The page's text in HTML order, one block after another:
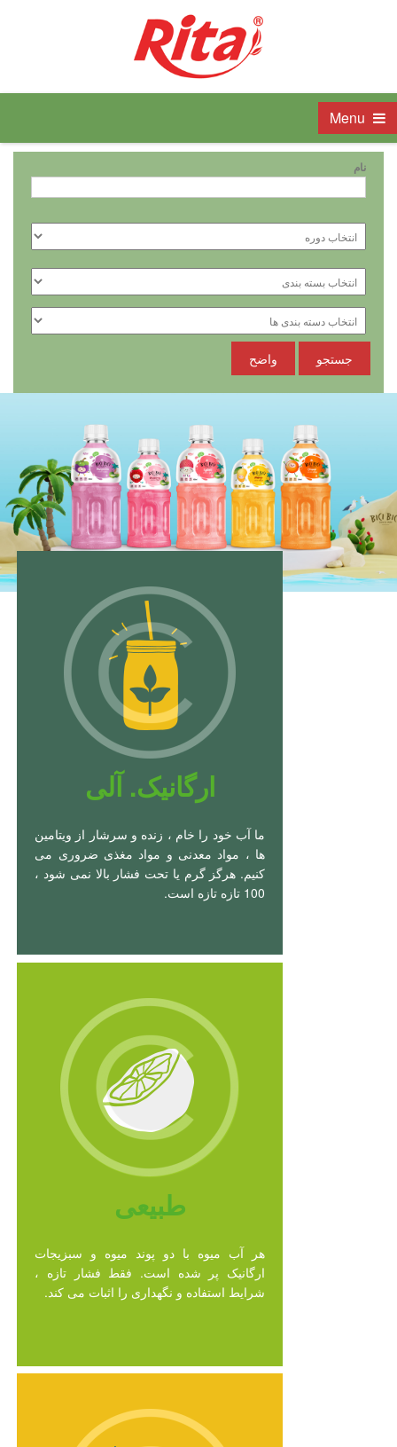
نام
جستجو واضح
ارگانیک. آلی
ما آب خود را خام ، زنده و سرشار از ویتامین
ها ، مواد معدنی و مواد مغذی ضروری می
کنیم. هرگز گرم یا تحت فشار بالا نمی شود ،
100 تازه تازه است.
طبیعی
هر آب میوه با دو پوند میوه و سبزیجات
ارگانیک پر شده است. فقط فشار تازه ،
شرایط استفاده و نگهداری را اثبات می کند.